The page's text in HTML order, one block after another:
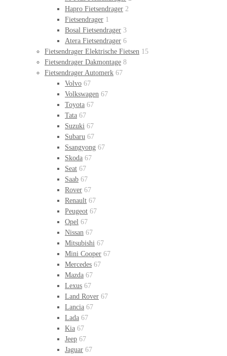
Hapro Fietsendrager 2
Fietsendrager 1
Bosal Fietsendrager 3
Atera Fietsendrager 6
Fietsendrager Elektrische Fietsen 15
Fietsendrager Dakmontage 8
Fietsendrager Automerk 67
Volvo 67
Volkswagen 67
Toyota 67
Tata 67
Suzuki 67
Subaru 67
Ssangyong 67
Skoda 67
Seat 67
Saab 67
Rover 67
Renault 67
Peugeot 67
Opel 67
Nissan 67
Mitsubishi 67
Mini Cooper 67
Mercedes 67
Mazda 67
Lexus 67
Land Rover 67
Lancia 67
Lada 67
Kia 67
Jeep 67
Jaguar 67